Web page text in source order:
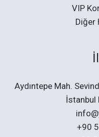
VIP
Diğer
Aydıntepe Mah.
İstanbul
+90